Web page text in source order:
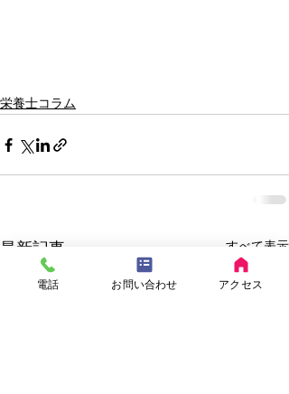
栄養士コラム
最新記事 すべて表示
電話 お問い合わせ アクセス